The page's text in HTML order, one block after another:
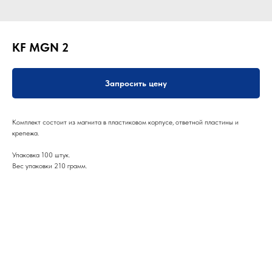
KF MGN 2
Запросить цену
Комплект состоит из магнита в пластиковом корпусе, ответной пластины и
крепежа.
Упаковка 100 штук.
Вес упаковки 210 грамм.